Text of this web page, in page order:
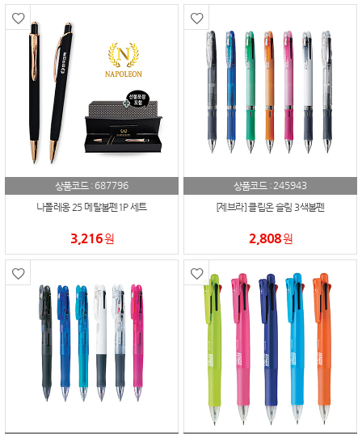
상품코드 : 687796
나폴레옹 25 메탈볼펜1P 세트
3,216원
상품코드 :245943
[제브라] 클립온 슬림 3색볼펜
2,808원